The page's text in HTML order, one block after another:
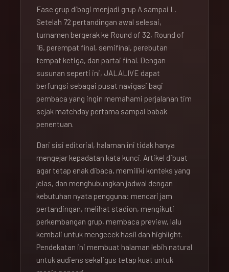
Fase grup dibagi menjadi grup A sampai L.
Setelah 72 pertandingan awal selesai,
turnamen bergerak ke Round of 32, Round of
16, perempat final, semifinal, perebutan
tempat ketiga, dan partai final. Dengan
susunan seperti ini, JALALIVE dapat
berfungsi sebagai pusat navigasi bagi
pembaca yang ingin memahami perjalanan tim
sejak matchday pertama sampai babak
penentuan.
Dari sisi editorial, halaman ini tidak hanya
mengejar kepadatan kata kunci. Artikel dibuat
agar tetap enak dibaca, memiliki konteks yang
jelas, dan menghubungkan jadwal dengan
kebutuhan nyata pengguna: mencari jam
pertandingan, melihat stadion, mengikuti
perkembangan grup, membaca preview, lalu
kembali untuk mengecek hasil dan highlight.
Pendekatan ini membuat halaman lebih natural
untuk audiens sekaligus tetap kuat untuk